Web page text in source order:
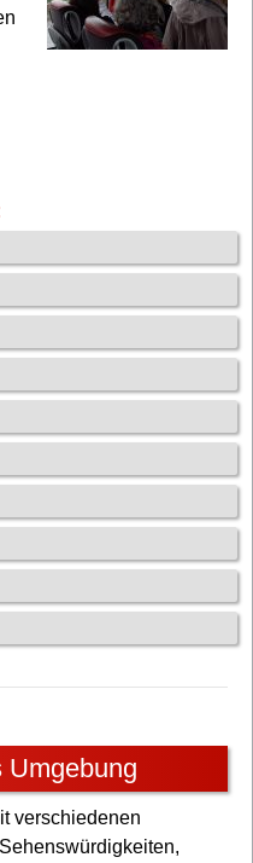
Umgebung
verschiedenen